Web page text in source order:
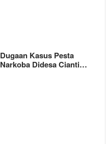
Dugaan Kasus Pesta
Narkoba Didesa Cianti…